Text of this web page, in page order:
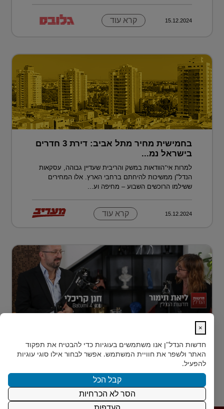
15.12.2024 קרא עוד
בחמישית מחיר מתל אביב: דירת 3 חדרים
בישראל נמ...
למרות אי־הוודאות במשק והריבית שעדיין גבוהה, עסקאות
הנדל"ן ממשיכות להיחתם ברחבי הארץ. אלו המחירים
ששילמו הרוכשים השבוע – מחיפה וע...
15.12.2024 קרא עוד
הראשון?
רבים מאיתנו הישראלים חולמים על השקעת נדל״ן – אבל
נתקעים בשלב הראשון.
15.12.2024 קרא עוד
×
חדשות הנדל"ן אנו משתמשים בעוגיות כדי להבטיח את תפקוד
האתר ולשפר את חוויית המשתמש. אפשר לבחור אילו סוגי עוגיות
להפעיל.
קבל הכל
הסר לא הכרחיות